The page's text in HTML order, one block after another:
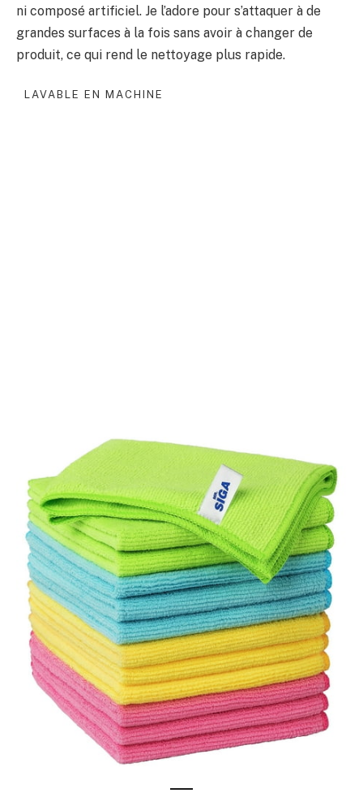
ni composé artificiel. Je l’adore pour s’attaquer à de
grandes surfaces à la fois sans avoir à changer de
produit, ce qui rend le nettoyage plus rapide.
LAVABLE EN MACHINE